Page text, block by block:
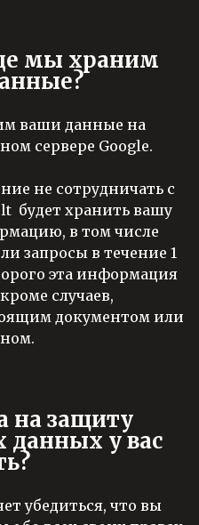
мы храним
ваши данные на
сервере Google.
не сотрудничать с
будет хранить вашу
в том числе
запросы в течение 1
эта информация
случаев,
документом или
на защиту
данных у вас
убедиться, что вы